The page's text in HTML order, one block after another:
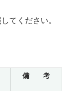
てください。
備 考